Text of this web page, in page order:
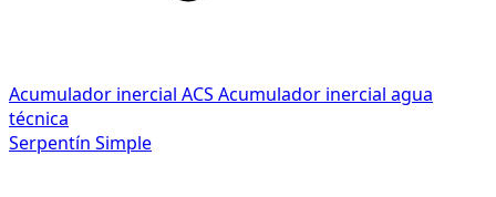
Acumulador inercial ACS Acumulador inercial agua
técnica
Serpentín Simple